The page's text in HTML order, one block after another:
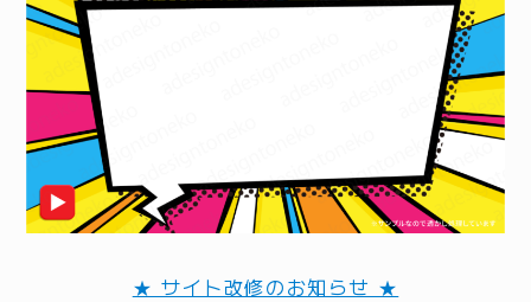
★ サイト改修のお知らせ ★